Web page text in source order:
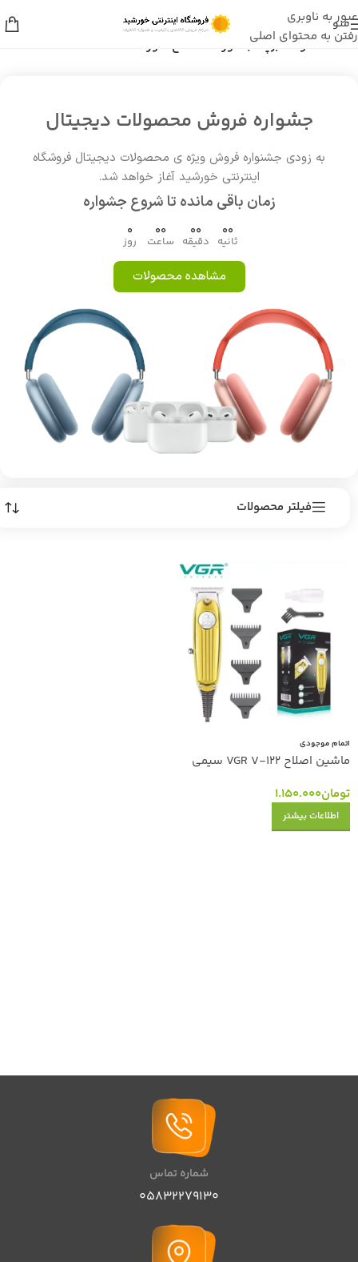
عبور به ناوبری
رفتن به محتوای اصلی
منو
خانه/ محصولات برچسب خورده “اصلاح صورت”
جشواره فروش محصولات دیجیتال
به زودی جشنواره فروش ویژه ی محصولات دیجیتال فروشگاه
اینترنتی خورشید آغاز خواهد شد.
زمان باقی مانده تا شروع جشواره
0
روز
00
ساعت
00
دقیقه
00
ثانیه
مشاهده محصولات
فیلتر محصولات
اتمام موجودی
ماشین اصلاح VGR V-122 سیمی
تومان1.150.000
اطلاعات بیشتر
شماره تماس
05832279130